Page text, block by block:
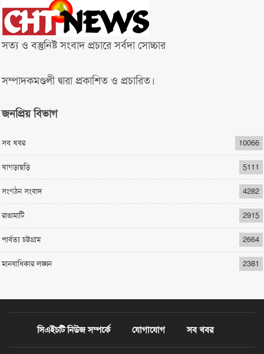
সত্য ও বস্তুনিষ্ট সংবাদ প্রচারে সর্বদা সোচ্চার
সম্পাদকমণ্ডলী দ্বারা প্রকাশিত ও প্রচারিত।
জনপ্রিয় বিভাগ
সব খবর 10066
খাগড়াছড়ি 5111
সংগঠন সংবাদ 4282
রাঙামাটি 2915
পার্বত্য চট্টগ্রাম 2664
মানবাধিকার লঙ্ঘন 2381
সিএইচটি নিউজ সম্পর্কে যোগাযোগ সব খবর